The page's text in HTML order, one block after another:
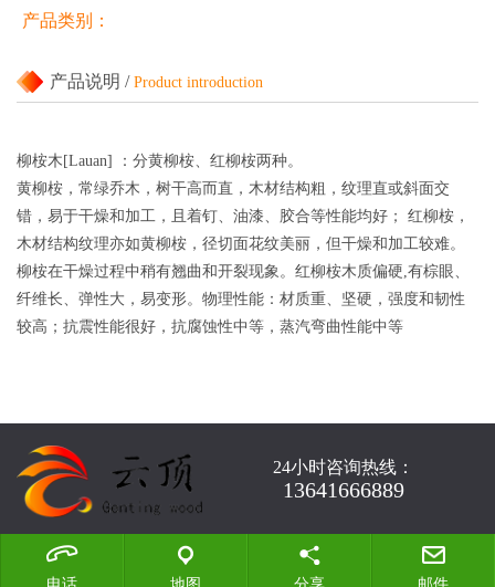
产品类别：
产品说明 / Product introduction
柳桉木[Lauan] ：分黄柳桉、红柳桉两种。
黄柳桉，常绿乔木，树干高而直，木材结构粗，纹理直或斜面交
错，易于干燥和加工，且着钉、油漆、胶合等性能均好； 红柳桉，
木材结构纹理亦如黄柳桉，径切面花纹美丽，但干燥和加工较难。
柳桉在干燥过程中稍有翘曲和开裂现象。红柳桉木质偏硬,有棕眼、
纤维长、弹性大，易变形。物理性能：材质重、坚硬，强度和韧性
较高；抗震性能很好，抗腐蚀性中等，蒸汽弯曲性能中等
24小时咨询热线：
13641666889